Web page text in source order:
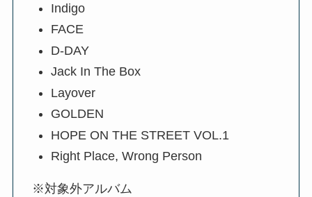
Indigo
FACE
D-DAY
Jack In The Box
Layover
GOLDEN
HOPE ON THE STREET VOL.1
Right Place, Wrong Person
※対象外アルバム